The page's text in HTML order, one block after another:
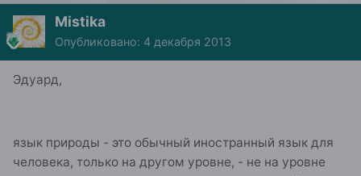
Mistika
Опубликовано: 4 декабря 2013
Эдуард,
язык природы - это обычный иностранный язык для
человека, только на другом уровне, - не на уровне